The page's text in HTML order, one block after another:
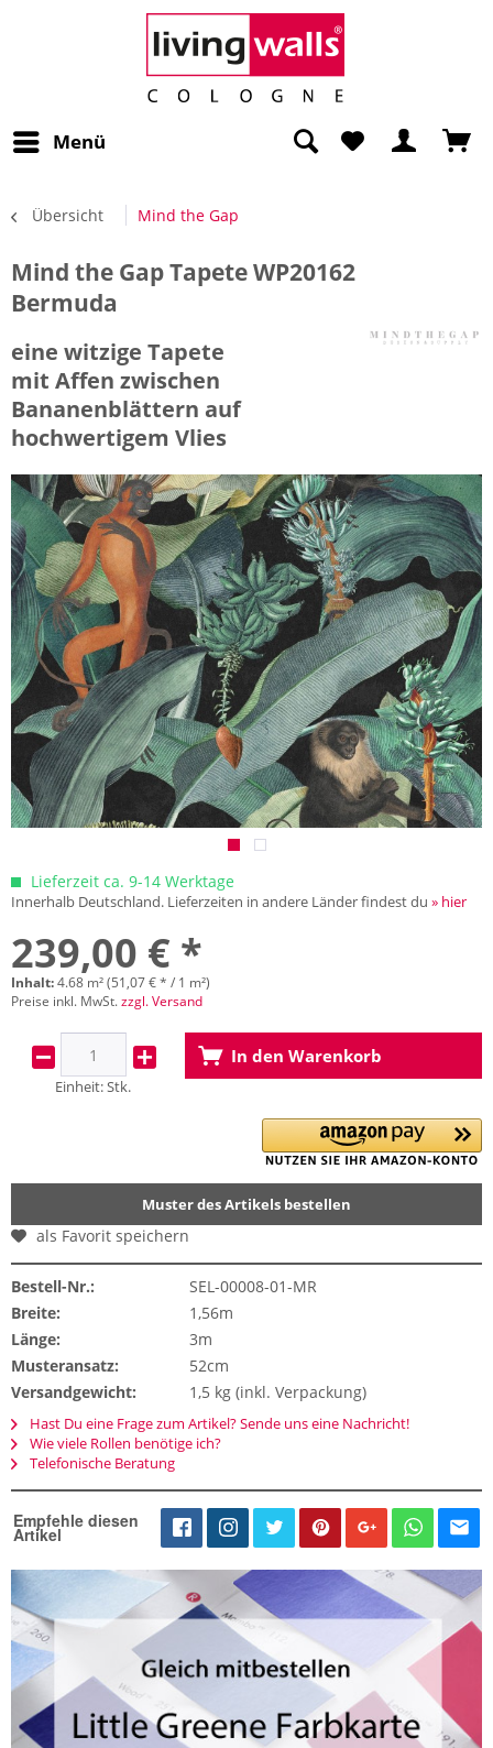
Menü
Übersicht Mind the Gap
Mind the Gap Tapete WP20162
Bermuda
eine witzige Tapete
mit Affen zwischen
Bananenblättern auf
hochwertigem Vlies
Lieferzeit ca. 9-14 Werktage
Innerhalb Deutschland. Lieferzeiten in andere Länder findest du » hier
239,00 € *
Inhalt:4.68 m² (51,07 € * / 1 m²)
Preise inkl. MwSt.zzgl. Versand
Einheit:Stk.
In den Warenkorb
Muster des Artikels bestellen
als Favorit speichern
Bestell-Nr.:
SEL-00008-01-MR
Breite:
1,56m
Länge:
3m
Musteransatz:
52cm
Versandgewicht:
1,5 kg (inkl. Verpackung)
Hast Du eine Frage zum Artikel? Sende uns eine Nachricht!
Wie viele Rollen benötige ich?
Telefonische Beratung
Empfehle diesen
Artikel